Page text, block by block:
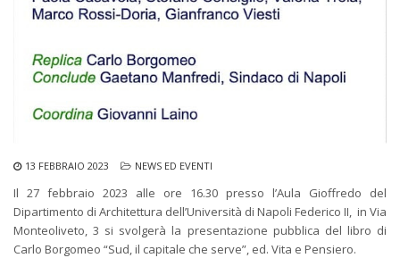
13 FEBBRAIO 2023 NEWS ED EVENTI
Il 27 febbraio 2023 alle ore 16.30 presso l’Aula Gioffredo del
Dipartimento di Architettura dell’Università di Napoli Federico II, in Via
Monteoliveto, 3 si svolgerà la presentazione pubblica del libro di
Carlo Borgomeo “Sud, il capitale che serve”, ed. Vita e Pensiero.